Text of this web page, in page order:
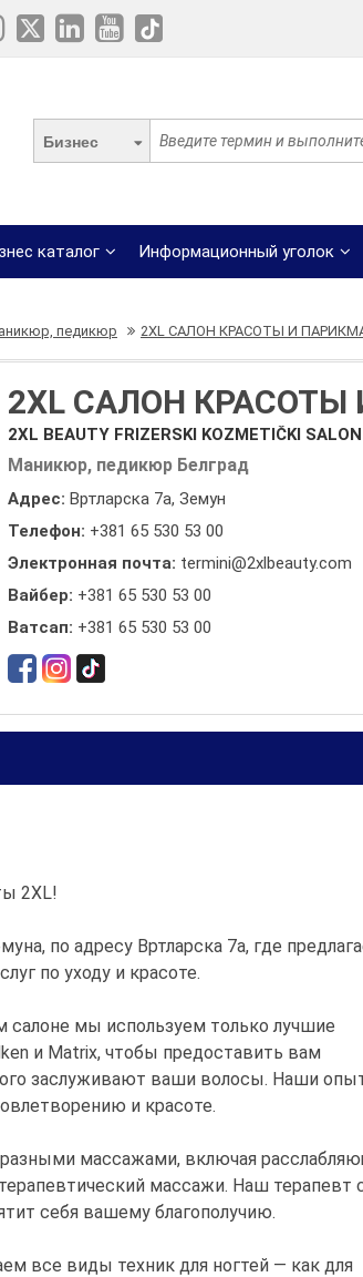
Бизнес
каталог Информационный уголок
педикюр 2XL САЛОН КРАСОТЫ И
2XL САЛОН
2XL BEAUTY FRIZERSKI KOZMETIČKI SALON
Маникюр, педикюр Белград
Адрес: Вртларска 7a, Земун
Телефон: +381 65 530 53 00
Электронная почта: termini@2xlbeauty.com
Вайбер: +381 65 530 53 00
Ватсап: +381 65 530 53 00
2XL!
по адресу Вртларска 7a, где
по уходу и красоте.
мы используем только лучшие
и Matrix, чтобы предоставить вам
заслуживают ваши волосы. Наши
и красоте.
массажами, включая
массажи. Наш терапевт
себя вашему благополучию.
все виды техник для ногтей — как для